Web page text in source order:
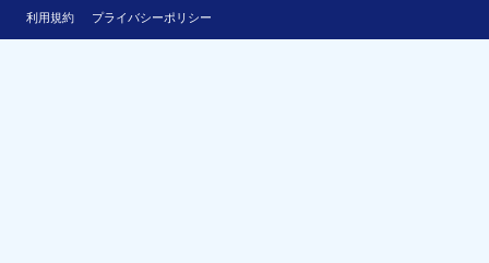
利用規約 プライバシーポリシー